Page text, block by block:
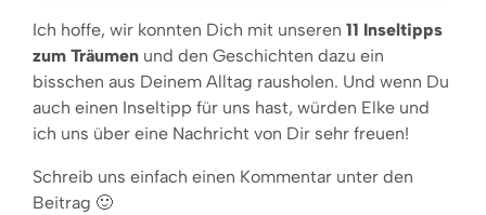
Ich hoffe, wir konnten Dich mit unseren 11 Inseltipps
zum Träumen und den Geschichten dazu ein
bisschen aus Deinem Alltag rausholen. Und wenn Du
auch einen Inseltipp für uns hast, würden Elke und
ich uns über eine Nachricht von Dir sehr freuen!
Schreib uns einfach einen Kommentar unter den
Beitrag 🙂